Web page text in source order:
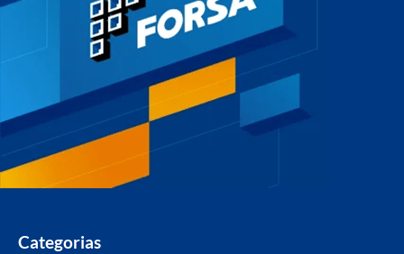
Categorias